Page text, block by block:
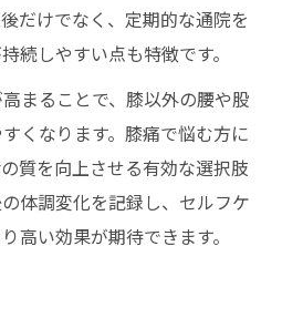
だけでなく、定期的な通院を
続しやすい点も特徴です。
まることで、膝以外の腰や股
くなります。膝痛で悩む方に
質を向上させる有効な選択肢
体調変化を記録し、セルフケ
高い効果が期待できます。